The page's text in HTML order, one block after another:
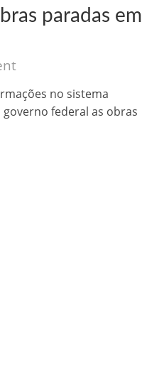
dinheiro
paradas em
no sistema
federal as obras